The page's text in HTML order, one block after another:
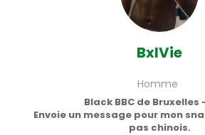
BxlVie
Homme
Black BBC de Bruxelles
Envoie un message pour mon
pas chinois.